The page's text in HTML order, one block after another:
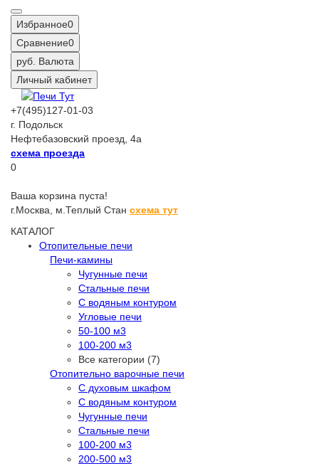
Избранное0
Сравнение0
руб. Валюта
Личный кабинет
+7(495)127-01-03
г. Подольск
Нефтебазовский проезд, 4а
схема проезда
0
Ваша корзина пуста!
г.Москва, м.Теплый Стан схема тут
КАТАЛОГ
Отопительные печи
Печи-камины
Чугунные печи
Стальные печи
С водяным контуром
Угловые печи
50-100 м3
100-200 м3
Все категории (7)
Отопительно варочные печи
С духовым шкафом
С водяным контуром
Чугунные печи
Стальные печи
100-200 м3
200-500 м3